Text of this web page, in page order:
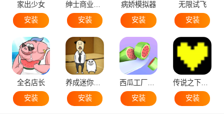
家出少女
安装
绅士商业策略
安装
病娇模拟器
安装
无限试飞
安装
全名店长
安装
养成迷你大叔
安装
西瓜工厂大亨
安装
传说之下黄魂
安装